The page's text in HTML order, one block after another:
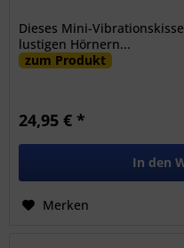
Dieses Mini-
lustigen Hörnern...
zum Produkt
24,95 € *
In den
Merken